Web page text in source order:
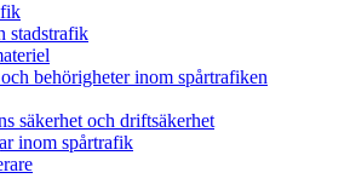
stadstrafik
behörigheter inom spårtrafiken
säkerhet och driftsäkerhet
inom spårtrafik